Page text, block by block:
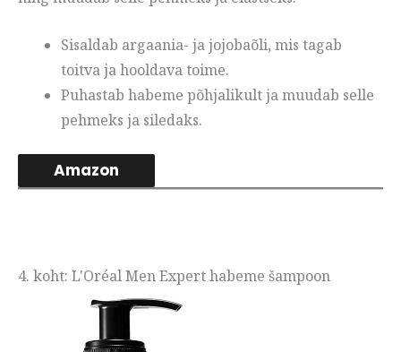
Sisaldab argaania- ja jojobaõli, mis tagab
toitva ja hooldava toime.
Puhastab habeme põhjalikult ja muudab selle
pehmeks ja siledaks.
Amazon
4. koht: L'Oréal Men Expert habeme šampoon